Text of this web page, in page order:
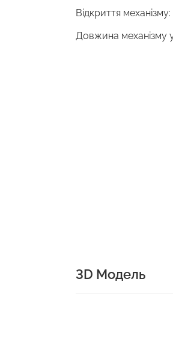
Відкриття
Довжина механізму
3D Модель